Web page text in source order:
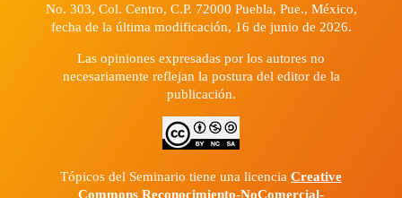
No. 303, Col. Centro, C.P. 72000 Puebla, Pue., México,
fecha de la última modificación, 16 de junio de 2026.
Las opiniones expresadas por los autores no
necesariamente reflejan la postura del editor de la
publicación.
Tópicos del Seminario tiene una licencia Creative
Commons Reconocimiento-NoComercial-